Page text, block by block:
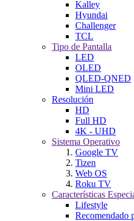
Kalley
Hyundai
Challenger
TCL
Tipo de Pantalla
LED
OLED
QLED-QNED
Mini LED
Resolución
HD
Full HD
4K - UHD
Sistema Operativo
Google TV
Tizen
Web OS
Roku TV
Características
Lifestyle
Recomendado